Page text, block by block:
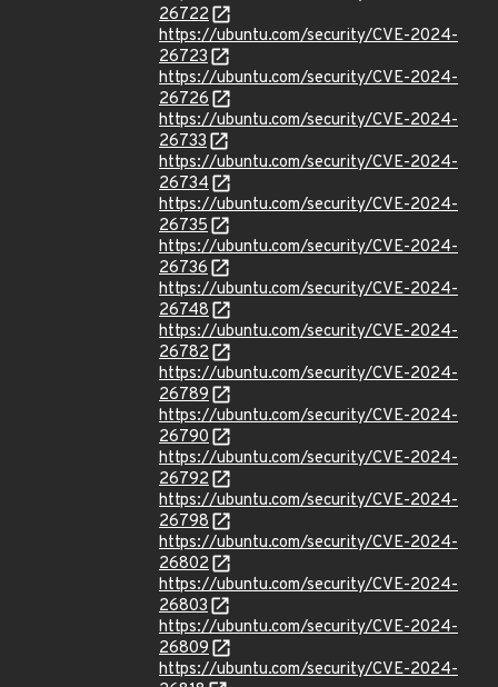
26722
https://ubuntu.com/security/CVE-2024-
26723
https://ubuntu.com/security/CVE-2024-
26726
https://ubuntu.com/security/CVE-2024-
26733
https://ubuntu.com/security/CVE-2024-
26734
https://ubuntu.com/security/CVE-2024-
26735
https://ubuntu.com/security/CVE-2024-
26736
https://ubuntu.com/security/CVE-2024-
26748
https://ubuntu.com/security/CVE-2024-
26782
https://ubuntu.com/security/CVE-2024-
26789
https://ubuntu.com/security/CVE-2024-
26790
https://ubuntu.com/security/CVE-2024-
26792
https://ubuntu.com/security/CVE-2024-
26798
https://ubuntu.com/security/CVE-2024-
26802
https://ubuntu.com/security/CVE-2024-
26803
https://ubuntu.com/security/CVE-2024-
26809
https://ubuntu.com/security/CVE-2024-